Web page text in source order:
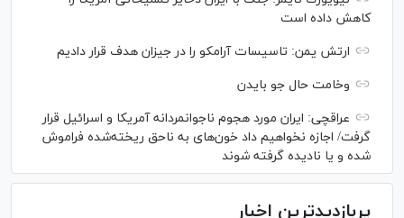
کاهش داده است
ارتش یمن: تاسیسات آرامکو را در جیزان هدف قرار دادیم
وخامت حال جو بایدن
عراقچی: ایران مورد هجوم ناجوانمردانه آمریکا و اسرائیل قرار
گرفت/ اجازه نخواهیم داد خون‌های به ناحق ریخته‌شده فراموش
شده و یا نادیده گرفته شوند
پربازدیدترین اخبار